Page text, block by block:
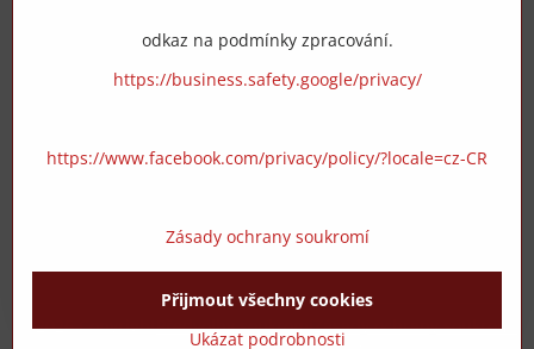
©2026CopyrightPředvolby soukromíZásady ochrany soukromí
odkaz na podmínky zpracování.
https://business.safety.google/privacy/
https://www.facebook.com/privacy/policy/?locale=cz-CR
Zásady ochrany soukromí
Ukázat podrobnosti
Přijmout všechny cookies